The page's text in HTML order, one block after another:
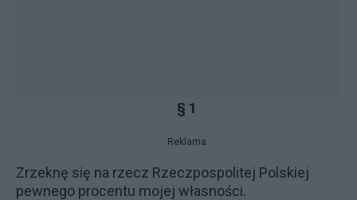
§ 1
Reklama
Zrzeknę się na rzecz Rzeczpospolitej Polskiej
pewnego procentu mojej własności.